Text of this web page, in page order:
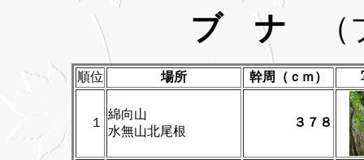
ブ ナ
順位 場所 幹周（ｃｍ）
１
綿向山
水無山北尾根
３７８